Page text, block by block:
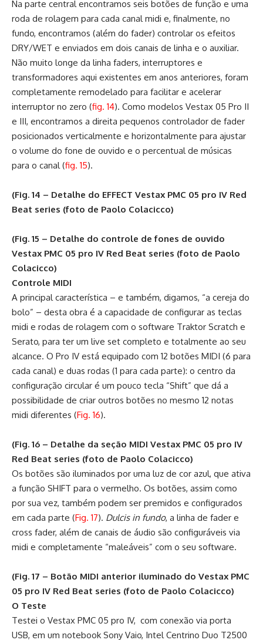
Na parte central encontramos seis botões de função e uma
roda de rolagem para cada canal midi e, finalmente, no
fundo, encontramos (além do fader) controlar os efeitos
DRY/WET e enviados em dois canais de linha e o auxiliar.
Não muito longe da linha faders, interruptores e
transformadores aqui existentes em anos anteriores, foram
completamente remodelado para facilitar e acelerar
interruptor no zero (fig. 14). Como modelos Vestax 05 Pro II
e III, encontramos a direita pequenos controlador de fader
posicionados verticalmente e horizontalmente para ajustar
o volume do fone de ouvido e o percentual de músicas
para o canal (fig. 15).
(Fig. 14 – Detalhe do EFFECT Vestax PMC 05 pro IV Red
Beat series (foto de Paolo Colacicco)
(Fig. 15 – Detalhe do controle de fones de ouvido
Vestax PMC 05 pro IV Red Beat series (foto de Paolo
Colacicco)
Controle MIDI
A principal característica – e também, digamos, “a cereja do
bolo” – desta obra é a capacidade de configurar as teclas
midi e rodas de rolagem com o software Traktor Scratch e
Serato, para ter um live set completo e totalmente ao seu
alcance. O Pro IV está equipado com 12 botões MIDI (6 para
cada canal) e duas rodas (1 para cada parte): o centro da
configuração circular é um pouco tecla “Shift” que dá a
possibilidade de criar outros botões no mesmo 12 notas
midi diferentes (Fig. 16).
(Fig. 16 – Detalhe da seção MIDI Vestax PMC 05 pro IV
Red Beat series (foto de Paolo Colacicco)
Os botões são iluminados por uma luz de cor azul, que ativa
a função SHIFT para o vermelho. Os botões, assim como
por sua vez, também podem ser premidos e configurados
em cada parte (Fig. 17). Dulcis in fundo, a linha de fader e
cross fader, além de canais de áudio são configuráveis via
midi e completamente “maleáveis” com o seu software.
(Fig. 17 – Botão MIDI anterior iluminado do Vestax PMC
05 pro IV Red Beat series (foto de Paolo Colacicco)
O Teste
Testei o Vestax PMC 05 pro IV, com conexão via porta
USB, em um notebook Sony Vaio, Intel Centrino Duo T2500